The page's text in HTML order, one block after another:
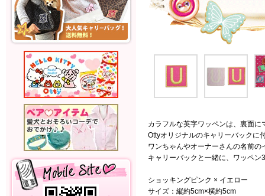
カラフルな英字ワッペンは、裏面
Ottyオリジナルのキャリーバックに
ワンちゃんやオーナーさんの名前
キャリーバックと一緒に、ワッペ
ショッキングピンク × イエロー
サイズ：縦約5cm×横約5cm